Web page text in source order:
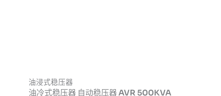
油浸式稳压器
油冷式稳压器 自动稳压器 AVR 500KVA